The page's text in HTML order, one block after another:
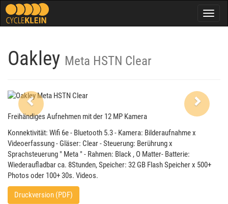
Oakley Meta HSTN Clear
Previous Next
Freihändiges Aufnehmen mit der 12 MP Kamera
Konnektivität: Wifi 6e - Bluetooth 5.3 - Kamera: Bilderaufnahme x
Videoerfassung - Gläser: Clear - Steuerung: Berührung x
Sprachsteuerung " Meta " - Rahmen: Black , O Matter- Batterie:
Wiederaufladbar ca. 8Stunden, Speicher: 32 GB Flash Speicher x 500+
Photos oder 100+ 30s. Videos.
Druckversion (PDF)